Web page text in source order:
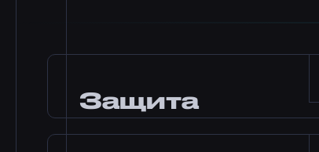
Защита
DDoS